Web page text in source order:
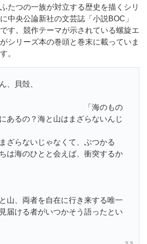
たつの一族が対立する歴史を描くシリ
中央公論新社の文芸誌「小説BOC」
す。競作テーマが示されている螺旋エ
シリーズ本の巻頭と巻末に載っていま
。
、貝殻、
」
「海のもの
あるの？海と山はまざらないんじ
いの」
ざらないじゃなくて、ぶつかる
は海のひとと会えば、衝突するか
」
山、両者を自在に行き来する唯一
届ける者がいつかそう語ったとい